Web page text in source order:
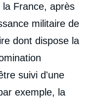
France, après
militaire de
dont dispose la
suivi d'une
exemple, la